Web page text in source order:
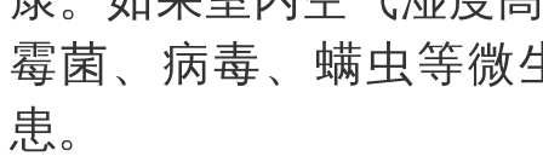
霉菌、病毒、螨虫等微
患。